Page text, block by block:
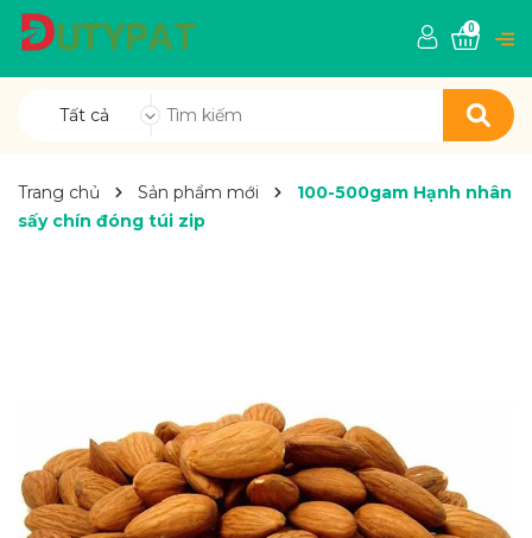
Tất cả
0
Trang chủ Sản phẩm mới
100-500gam Hạnh nhân
sấy chín đóng túi zip